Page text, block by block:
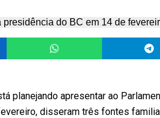
planejando apresentar ao
disseram três fontes